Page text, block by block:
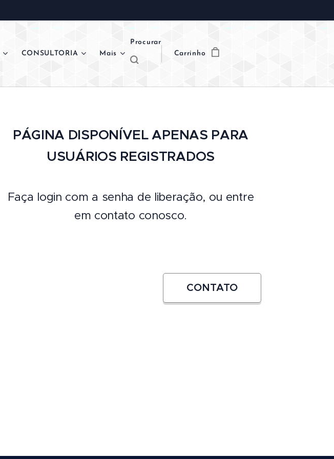
CONSULTORIA Mais
Procurar
Carrinho
PÁGINA DISPONÍVEL APENAS PARA
USUÁRIOS REGISTRADOS
Faça login com a senha de liberação, ou entre
em contato conosco.
CONTATO